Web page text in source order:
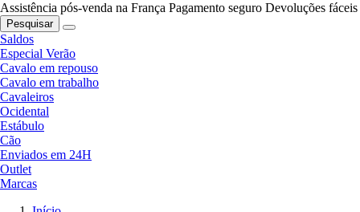
Assistência pós-venda na França Pagamento seguro Devoluções fáceis
Pesquisar
Saldos
Especial Verão
Cavalo em repouso
Cavalo em trabalho
Cavaleiros
Ocidental
Estábulo
Cão
Enviados em 24H
Outlet
Marcas